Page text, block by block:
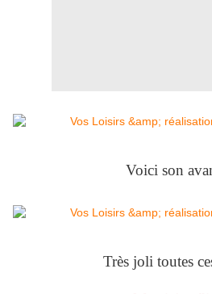
Voici son
Très joli toutes